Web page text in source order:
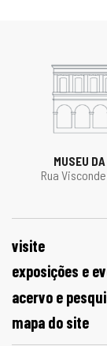
MUSEU
Rua
visite
exposições e
acervo e
mapa do site